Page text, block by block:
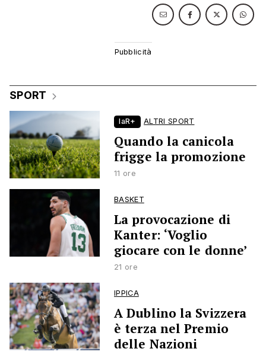
SPORT
laR+ ALTRI SPORT
Quando la canicola
frigge la promozione
11 ore
BASKET
La provocazione di
Kanter: ‘Voglio
giocare con le donne’
21 ore
IPPICA
A Dublino la Svizzera
è terza nel Premio
delle Nazioni